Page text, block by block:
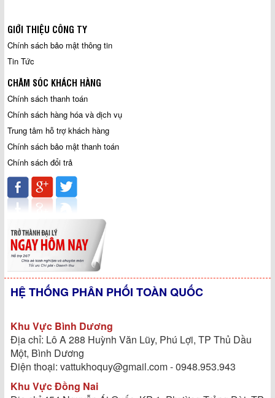
GIỚI THIỆU CÔNG TY
Chính sách bảo mật thông tin
Tin Tức
CHĂM SÓC KHÁCH HÀNG
Chính sách thanh toán
Chính sách hàng hóa và dịch vụ
Trung tâm hỗ trợ khách hàng
Chính sách bảo mật thanh toán
Chính sách đổi trả
HỆ THỐNG PHÂN PHỐI TOÀN QUỐC
Khu Vực Bình Dương
Địa chỉ: Lô A 288 Huỳnh Văn Lũy, Phú Lợi, TP Thủ Dầu
Một, Bình Dương
Điện thoại: vattukhoquy@gmail.com - 0948.953.943
Khu Vực Đồng Nai